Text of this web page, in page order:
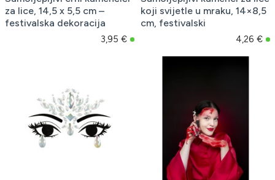
za lice, 14,5 x 5,5 cm –
festivalska dekoracija
3,95 €
koji svijetle u mraku, 14×8,5
cm, festivalski
4,26 €